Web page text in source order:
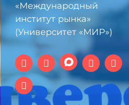
«Международный
институт рынка»
(Университет «МИР»)